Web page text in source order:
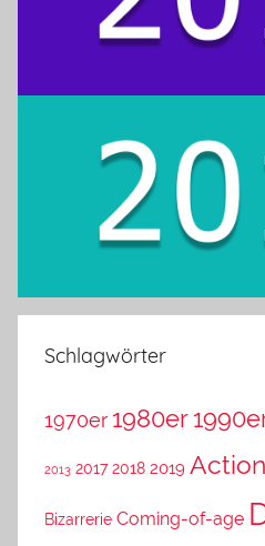
Schlagwörter
1970er 1980er
2013 2017 2018 2019 Action
Bizarrerie Coming-of-age